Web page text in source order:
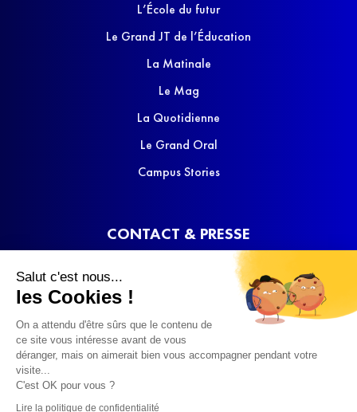
Salut c'est nous...
les Cookies !
On a attendu d'être sûrs que le contenu de
ce site vous intéresse avant de vous
déranger, mais on aimerait bien vous accompagner pendant votre
visite...
C'est OK pour vous ?
Lire la politique de confidentialité
L’École du futur
Le Grand JT de l’Éducation
La Matinale
Le Mag
La Quotidienne
Le Grand Oral
Campus Stories
CONTACT & PRESSE